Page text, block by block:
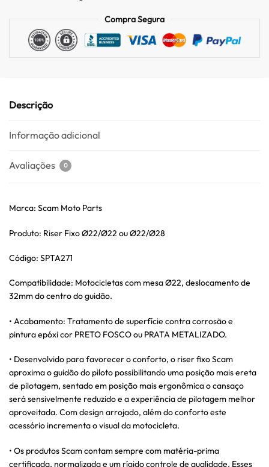
Compra Segura
Descrição
Informação adicional
Avaliações 0
Marca: Scam Moto Parts
Produto: Riser Fixo Ø22/Ø22 ou Ø22/Ø28
Código: SPTA271
Compatibilidade: Motocicletas com mesa Ø22, deslocamento de
32mm do centro do guidão.
• Acabamento: Tratamento de superfície contra corrosão e
pintura epóxi cor PRETO FOSCO ou PRATA METALIZADO.
• Desenvolvido para favorecer o conforto, o riser fixo Scam
aproxima o guidão do piloto possibilitando uma posição mais ereta
de pilotagem, sentado em posição mais ergonômica o cansaço
será sensivelmente reduzido e a experiência de pilotagem melhor
aproveitada. Com design arrojado, além do conforto este
acessório incrementa o visual da motocicleta.
• Os produtos Scam contam sempre com matéria-prima
certificada, normalizada e um rígido controle de qualidade. Esses